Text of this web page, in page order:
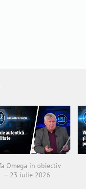
Omega în obiectiv
– 23 iulie 2026